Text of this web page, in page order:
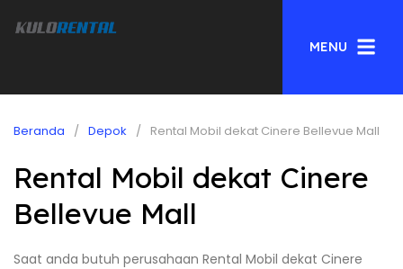
MENU
Beranda Depok Rental Mobil dekat Cinere Bellevue Mall
Rental Mobil dekat Cinere
Bellevue Mall
Saat anda butuh perusahaan Rental Mobil dekat Cinere